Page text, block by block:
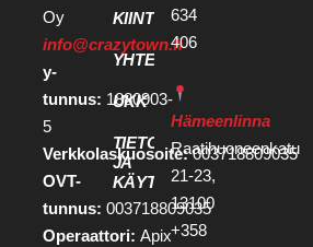
Oy
info@crazytown.fi
y-
tunnus: 1880903-
5
Verkkolaskuosoite:003718809035
OVT-
tunnus: 003718809035
Operaattori: Apix
KIINTEISTÖKEHITTÄJILLE
YHTEYSTIEDOT
UKK
TIETOSUOJA
JA
KÄYTTÖEHDOT
634
406
Hämeenlinna
Raatihuoneenkatu
21-23,
13100
+358